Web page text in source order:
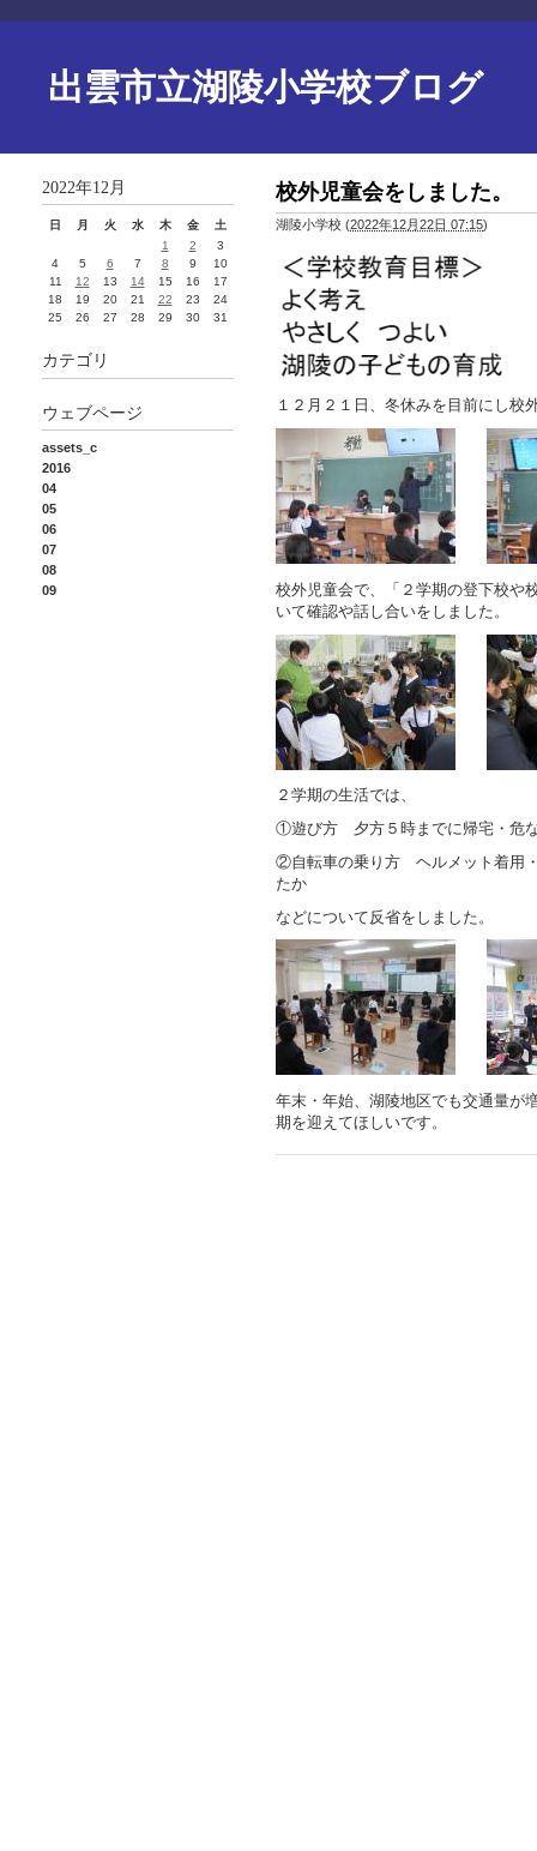
出雲市立湖陵小学校ブログ
校外児童会をしました。
湖陵小学校 (2022年12月22日 07:15)
１２月２１日、冬休みを目前にし校
校外児童会で、「２学期の登下校や
いて確認や話し合いをしました。
２学期の生活では、
①遊び方 夕方５時までに帰宅・危
②自転車の乗り方 ヘルメット着用
たか
などについて反省をしました。
年末・年始、湖陵地区でも交通量が
期を迎えてほしいです。
2022年12月
日 月 火 水 木 金
土
1
2
3
4
5 6 7 8 9
10
11
12 13 14 15 16
17
18
19 20 21 22 23
24
25
26 27 28 29 30 31
カテゴリ
ウェブページ
assets_c
2016
04
05
06
07
08
09